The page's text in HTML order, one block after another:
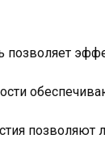
позволяет
позволяют